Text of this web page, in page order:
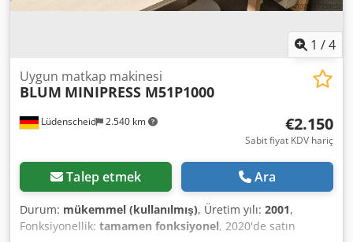
1 /4
Lüdenscheid 2.540 km
Uygun matkap makinesi
BLUM MINIPRESS M51P1000
€2.150
Sabit fiyat KDV hariç
Talep etmek Ara
Durum: mükemmel (kullanılmış), Üretim yılı: 2001,
Fonksiyonellik: tamamen fonksiyonel, 2020'de satın